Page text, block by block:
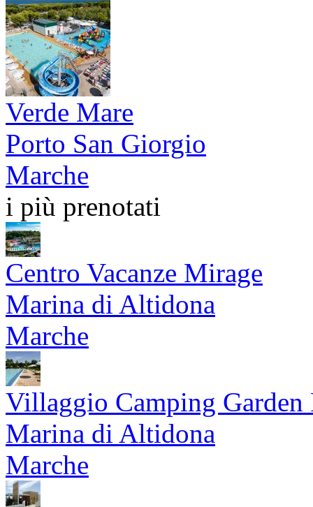
Verde Mare
Porto San Giorgio
Marche
i più prenotati
Centro Vacanze Mirage
Marina di Altidona
Marche
Villaggio Camping Garden
Marina di Altidona
Marche